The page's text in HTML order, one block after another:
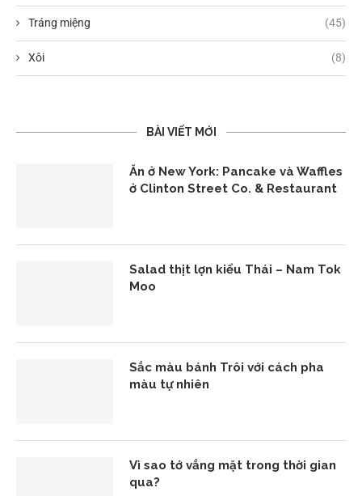
Tráng miệng (45)
Xôi (8)
BÀI VIẾT MỚI
Ăn ở New York: Pancake và Waffles
ở Clinton Street Co. & Restaurant
Salad thịt lợn kiểu Thái – Nam Tok
Moo
Sắc màu bánh Trôi với cách pha
màu tự nhiên
Vì sao tớ vắng mặt trong thời gian
qua?